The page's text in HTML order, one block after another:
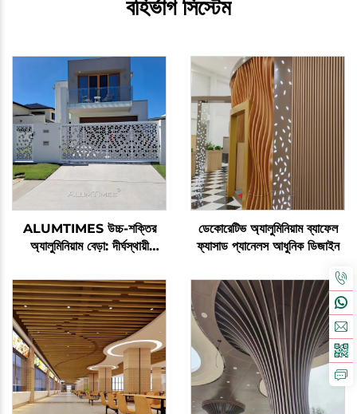
বহির্ভাগ সিস্টেম
ALUMTIMES উচ্চ-শক্তির
অ্যালুমিনিয়াম বেড়া: দীর্ঘস্থায়ী
মরিচা-প্রতিরোধী
ডেকোরেটিভ অ্যালুমিনিয়াম ব্যাফেল
ফ্যাসাড প্যানেলস আধুনিক ডিজাইন